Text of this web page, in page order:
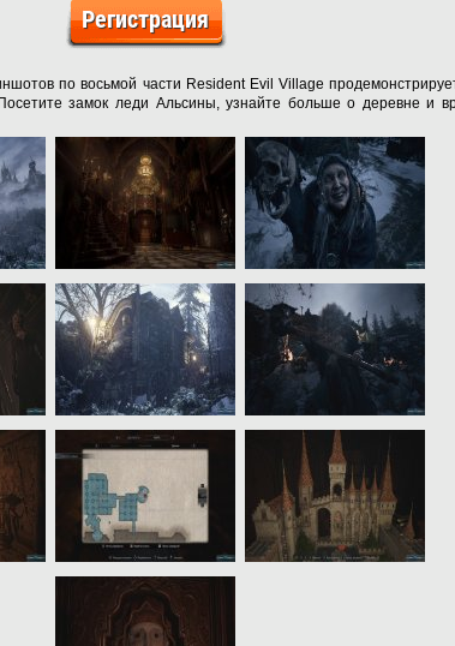
Регистрация
по восьмой части Resident Evil Village
замок леди Альсины, узнайте больше о деревне и